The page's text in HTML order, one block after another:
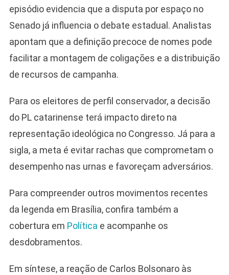
episódio evidencia que a disputa por espaço no
Senado já influencia o debate estadual. Analistas
apontam que a definição precoce de nomes pode
facilitar a montagem de coligações e a distribuição
de recursos de campanha.
Para os eleitores de perfil conservador, a decisão
do PL catarinense terá impacto direto na
representação ideológica no Congresso. Já para a
sigla, a meta é evitar rachas que comprometam o
desempenho nas urnas e favoreçam adversários.
Para compreender outros movimentos recentes
da legenda em Brasília, confira também a
cobertura em Política e acompanhe os
desdobramentos.
Em síntese, a reação de Carlos Bolsonaro às